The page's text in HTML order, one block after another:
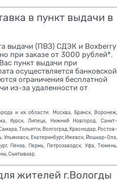
в пункт выдачи в
выдачи (ПВЗ) СДЭК и Boxberry
при заказе от 3000 рублей*.
пункт выдачи при
осуществляется банковской
ограничения бесплатной
из-за удаленности от
и их области: Москва, Брянск, Воронеж,
Курск, Липецк, Нижний Новгород, Санкт-
Тольятти, Волгоград, Краснодар, Ростов-
Ульяновск, Екатеринбург, Ижевск, Йошкар-Ола,
Пенза, Пермь, Петрозаводск, Уфа, Тюмень,
Сыктывкар.
жителей г.Вологды